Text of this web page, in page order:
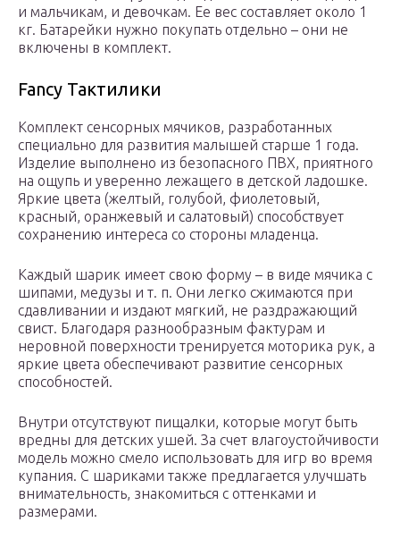
и мальчикам, и девочкам. Ее вес составляет около 1
кг. Батарейки нужно покупать отдельно – они не
включены в комплект.
Fancy Тактилики
Комплект сенсорных мячиков, разработанных
специально для развития малышей старше 1 года.
Изделие выполнено из безопасного ПВХ, приятного
на ощупь и уверенно лежащего в детской ладошке.
Яркие цвета (желтый, голубой, фиолетовый,
красный, оранжевый и салатовый) способствует
сохранению интереса со стороны младенца.
Каждый шарик имеет свою форму – в виде мячика с
шипами, медузы и т. п. Они легко сжимаются при
сдавливании и издают мягкий, не раздражающий
свист. Благодаря разнообразным фактурам и
неровной поверхности тренируется моторика рук, а
яркие цвета обеспечивают развитие сенсорных
способностей.
Внутри отсутствуют пищалки, которые могут быть
вредны для детских ушей. За счет влагоустойчивости
модель можно смело использовать для игр во время
купания. С шариками также предлагается улучшать
внимательность, знакомиться с оттенками и
размерами.